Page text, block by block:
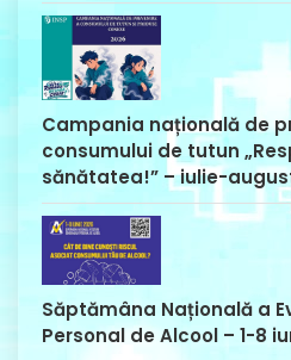
Campania națională de
consumului de tutun
sănătatea!” – iulie-
Săptămâna Națională a
Personal de Alcool – 1-8